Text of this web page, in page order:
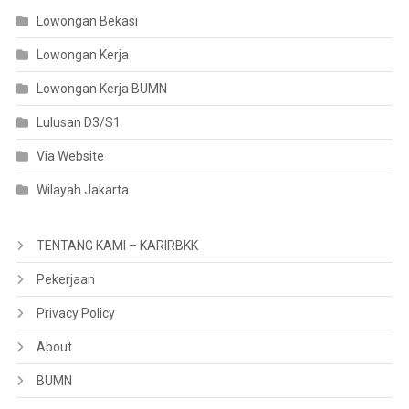
Lowongan Bekasi
Lowongan Kerja
Lowongan Kerja BUMN
Lulusan D3/S1
Via Website
Wilayah Jakarta
TENTANG KAMI – KARIRBKK
Pekerjaan
Privacy Policy
About
BUMN